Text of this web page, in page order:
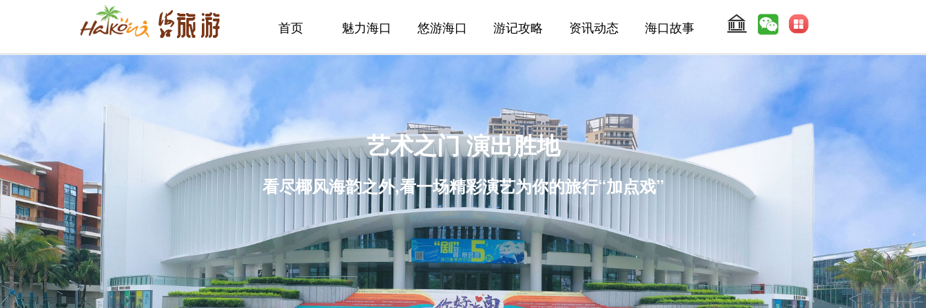
首页 魅力海口 悠游海口 游记攻略 资讯动态 海口故事
艺术之门 演出胜地
看尽椰风海韵之外,看一场精彩演艺为你的旅行“加点戏”